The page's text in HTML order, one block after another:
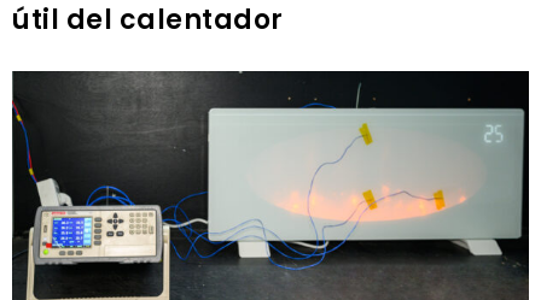
útil del calentador